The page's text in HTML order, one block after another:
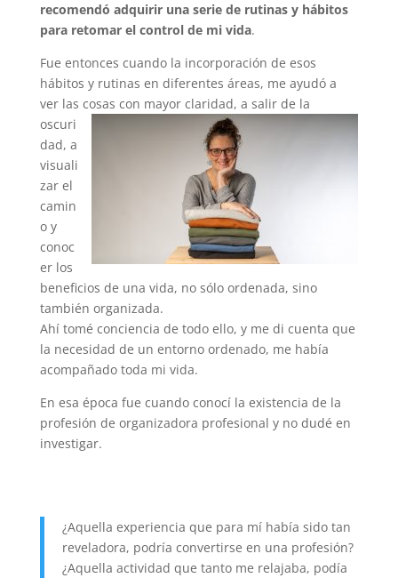
recomendó adquirir una serie de rutinas y hábitos
para retomar el control de mi vida.
Fue entonces cuando la incorporación de esos
hábitos y rutinas en diferentes áreas, me ayudó a
ver las cosas con mayor claridad, a salir de la
oscuri
dad, a
visuali
zar el
camin
o y
conoc
er los
beneficios de una vida, no sólo ordenada, sino
también organizada.
Ahí tomé conciencia de todo ello, y me di cuenta que
la necesidad de un entorno ordenado, me había
acompañado toda mi vida.
En esa época fue cuando conocí la existencia de la
profesión de organizadora profesional y no dudé en
investigar.
¿Aquella experiencia que para mí había sido tan
reveladora, podría convertirse en una profesión?
¿Aquella actividad que tanto me relajaba, podía